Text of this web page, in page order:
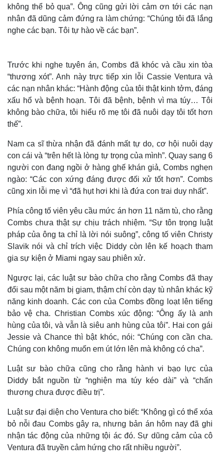
Thế giới
Cuộc sống đó đây
Hồ sơ
Multimedia
Ảnh
E-Magazine
Infographic
không thể bỏ qua”. Ông cũng gửi lời cảm ơn tới các nạn
nhân đã dũng cảm đứng ra làm chứng: “Chúng tôi đã lắng
nghe các bạn. Tôi tự hào về các bạn”.
Trước khi nghe tuyên án, Combs đã khóc và cầu xin tòa
“thương xót”. Anh này trực tiếp xin lỗi Cassie Ventura và
các nạn nhân khác: “Hành động của tôi thật kinh tởm, đáng
xấu hổ và bệnh hoạn. Tôi đã bệnh, bệnh vì ma túy… Tôi
không bào chữa, tôi hiểu rõ mẹ tôi đã nuôi dạy tôi tốt hơn
thế”.
Nam ca sĩ thừa nhận đã đánh mất tự do, cơ hội nuôi dạy
con cái và “trên hết là lòng tự trọng của mình”. Quay sang 6
người con đang ngồi ở hàng ghế khán giả, Combs nghẹn
ngào: “Các con xứng đáng được đối xử tốt hơn”. Combs
cũng xin lỗi mẹ vì “đã hụt hơi khi là đứa con trai duy nhất”.
Phía công tố viên yêu cầu mức án hơn 11 năm tù, cho rằng
Combs chưa thật sự chịu trách nhiệm. “Sự tôn trọng luật
pháp của ông ta chỉ là lời nói suông”, công tố viên Christy
Slavik nói và chỉ trích việc Diddy còn lên kế hoạch tham
gia sự kiện ở Miami ngay sau phiên xử.
Ngược lại, các luật sư bào chữa cho rằng Combs đã thay
đổi sau một năm bị giam, thậm chí còn dạy tù nhân khác kỹ
năng kinh doanh. Các con của Combs đồng loạt lên tiếng
bảo vệ cha. Christian Combs xúc động: “Ông ấy là anh
hùng của tôi, và vẫn là siêu anh hùng của tôi”. Hai con gái
Jessie và Chance thì bật khóc, nói: “Chúng con cần cha.
Chúng con không muốn em út lớn lên mà không có cha”.
Luật sư bào chữa cũng cho rằng hành vi bạo lực của
Diddy bắt nguồn từ “nghiện ma túy kéo dài” và “chấn
thương chưa được điều trị”.
Luật sư đại diện cho Ventura cho biết: “Không gì có thể xóa
bỏ nỗi đau Combs gây ra, nhưng bản án hôm nay đã ghi
nhận tác động của những tội ác đó. Sự dũng cảm của cô
Ventura đã truyền cảm hứng cho rất nhiều người”.